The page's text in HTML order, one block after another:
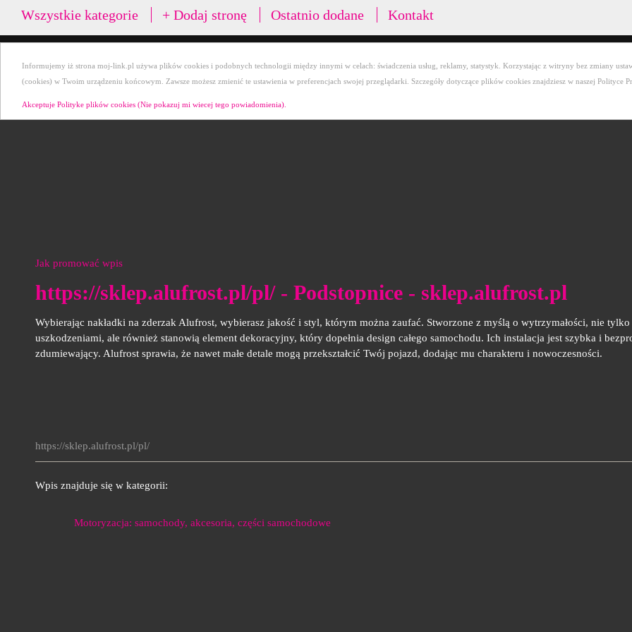
Informujemy iż strona moj-link.pl używa plików cookies i podobnych technologii między innymi w celach: świadczenia usług, reklamy, statystyk. Korzystając z witryny bez zmiany
(cookies) w Twoim urządzeniu końcowym. Zawsze możesz zmienić te ustawienia w preferencjach swojej przeglądarki. Szczegóły dotyczące plików cookies znajdziesz w naszej Polityce
Akceptuje Polityke plików cookies (Nie pokazuj mi wiecej tego powiadomienia).
Wszystkie kategorie + Dodaj stronę Ostatnio dodane Kontakt
Jak promować wpis
https://sklep.alufrost.pl/pl/ - Podstopnice - sklep.alufrost.pl
Wybierając nakładki na zderzak Alufrost, wybierasz jakość i styl, którym można zaufać. Stworzone z myślą o wytrzymałości, nie
uszkodzeniami, ale również stanowią element dekoracyjny, który dopełnia design całego samochodu. Ich instalacja jest szybka i
zdumiewający. Alufrost sprawia, że nawet małe detale mogą przekształcić Twój pojazd, dodając mu charakteru i nowoczesności.
https://sklep.alufrost.pl/pl/
Wpis znajduje się w kategorii:
Motoryzacja: samochody, akcesoria, części samochodowe